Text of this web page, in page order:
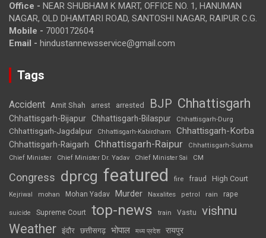
Office - NEAR SHUBHAM K MART, OFFICE NO. 1, HANUMAN
NAGAR, OLD DHAMTARI ROAD, SANTOSHI NAGAR, RAIPUR C.G.
Mobile - 7000172604
Email - hindustannewsservice@gmail.com
Tags
Accident Amit Shah arrest arrested BJP Chhattisgarh
Chhattisgarh-Bijapur Chhattisgarh-Bilaspur Chhattisgarh-Durg
Chhattisgarh-Jagdalpur Chhattisgarh-Kabirdham Chhattisgarh-Korba
Chhattisgarh-Raigarh Chhattisgarh-Raipur
Chhattisgarh-Sukma
Chief Minister
Chief Minister Dr. Yadav Chief Minister Sai CM
Congress dprcg featured fire fraud High Court
Kejriwal mohan Mohan Yadav Murder Naxalites petrol rain rape
suicide Supreme Court top-news train Vastu vishnu
Weather इंदौर छत्तीसगढ़ भोपाल मध्य प्रदेश रायपुर